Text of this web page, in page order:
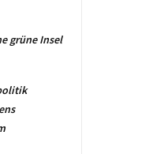
grüne Insel